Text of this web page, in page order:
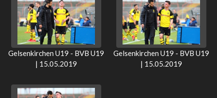
Gelsenkirchen U19 - BVB U19
| 15.05.2019
Gelsenkirchen U19 - BVB U19
| 15.05.2019